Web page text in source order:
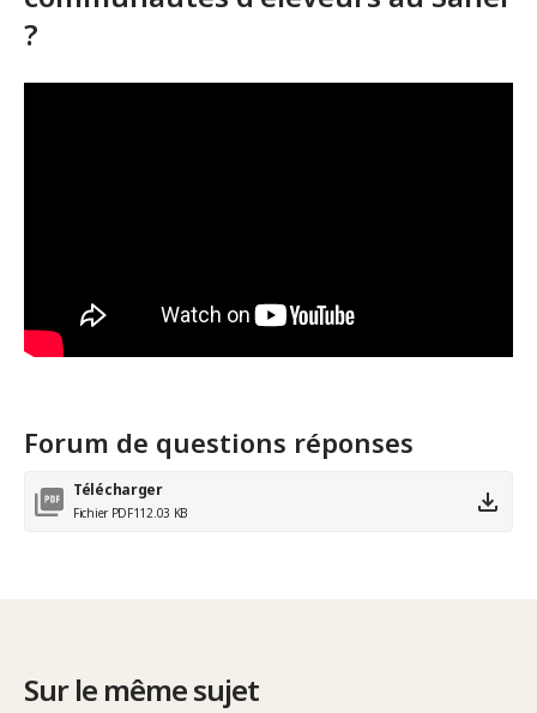
?
Forum de questions réponses
Télécharger
Fichier PDF112.03 KB
Sur le même sujet